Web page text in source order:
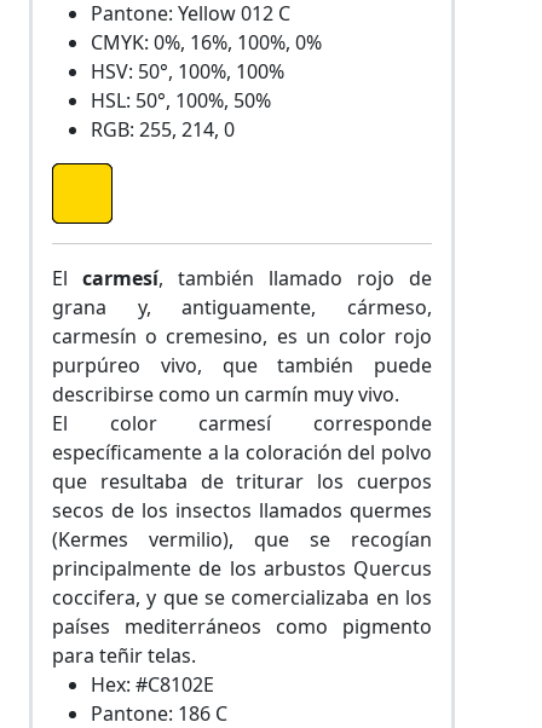
Pantone: Yellow 012 C
CMYK: 0%, 16%, 100%, 0%
HSV: 50°, 100%, 100%
HSL: 50°, 100%, 50%
RGB: 255, 214, 0
El carmesí, también llamado rojo de
grana y, antiguamente, cármeso,
carmesín o cremesino, es un color rojo
purpúreo vivo, que también puede
describirse como un carmín muy vivo.
El color carmesí corresponde
específicamente a la coloración del polvo
que resultaba de triturar los cuerpos
secos de los insectos llamados quermes
(Kermes vermilio), que se recogían
principalmente de los arbustos Quercus
coccifera, y que se comercializaba en los
países mediterráneos como pigmento
para teñir telas.
Hex: #C8102E
Pantone: 186 C